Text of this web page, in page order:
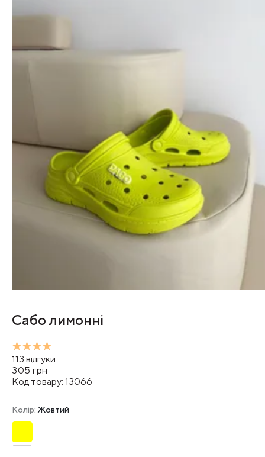
Сабо лимонні
113 відгуки
305 грн
Код товару: 13066
Колір: Жовтий